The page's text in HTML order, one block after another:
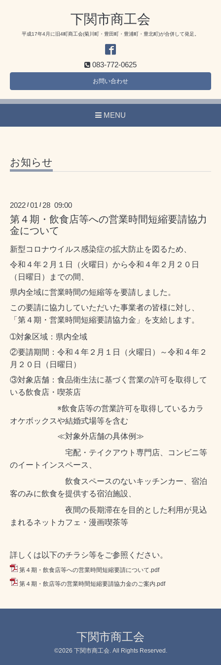
下関市商工会
平成17年4月に旧4町商工会(菊川町・豊田町・豊浦町・豊北町)が合併して発足。
083-772-0625
お問い合わせ
MENU
お知らせ
2022 /01 / 28 09:00
第４期・飲食店等への営業時間短縮要請協力
金について
新型コロナウイルス感染症の拡大防止を図るため、
令和４年２月１日（火曜日）から令和４年２月２０日
（日曜日）までの間、
県内全域に営業時間の短縮等を要請しました。
この要請に協力していただいた事業者の皆様に対し、
「第４期・営業時間短縮要請協力金」を支給します。
➀対象区域：県内全域
②要請期間： 令和４年２月１日（火曜日）～令和４年２
月２０日（日曜日）
③対象店舗：食品衛生法に基づく営業の許可を取得して
いる飲食店・喫茶店
※飲食店等の営業許可を取得しているカラ
オケボックスや結婚式場等を含む
≪対象外店舗の具体例≫
宅配・テイクアウト専門店、コンビニ等
のイートインスペース、
飲食スペースのないキッチンカー、宿泊
客のみに飲食を提供する宿泊施設、
夜間の長期滞在を目的とした利用が見込
まれるネットカフェ・漫画喫茶等
詳しくは以下のチラシ等をご参照ください。
第４期・飲食店等への営業時間短縮要請について.pdf
第４期・飲店等の営業時間短縮要請協力金のご案内.pdf
下関市商工会
©2026 下関市商工会. All Rights Reserved.